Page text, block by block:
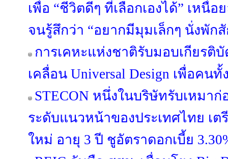
เพื่อ “ชีวิตดีๆ ที่เลือกเองได้” เหนื่
จนรู้สึกว่า “อยากมีมุมเล็กๆ นั่งพัก
การเคหะแห่งชาติรับมอบเกียรติ
เคลื่อน Universal Design เพื่อคนทั้
STECON หนึ่งในบริษัทรับเหมาก่
ระดับแนวหน้าของประเทศไทย เ
ใหม่ อายุ 3 ปี ชูอัตราดอกเบี้ย